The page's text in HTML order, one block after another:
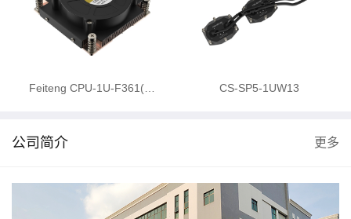
Feiteng CPU-1U-F361(… CS-SP5-1UW13
公司简介 更多